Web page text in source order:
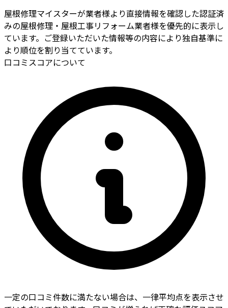
屋根修理マイスターが業者様より直接情報を確認した認証済
みの屋根修理・屋根工事リフォーム業者様を優先的に表示し
ています。ご登録いただいた情報等の内容により独自基準に
より順位を割り当てています。
口コミスコアについて
一定の口コミ件数に満たない場合は、一律平均点を表示させ